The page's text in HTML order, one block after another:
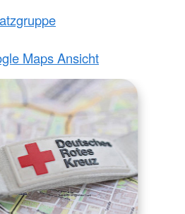
Maps Ansicht